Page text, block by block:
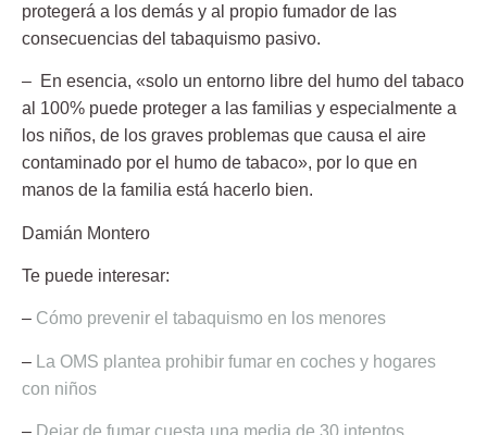
protegerá a los demás y al propio fumador de las
consecuencias del tabaquismo pasivo.
– En esencia, «solo un entorno libre del humo del tabaco
al 100% puede proteger a las familias y especialmente a
los niños, de los graves problemas que causa el aire
contaminado por el humo de tabaco», por lo que en
manos de la familia está hacerlo bien.
Damián Montero
Te puede interesar:
– Cómo prevenir el tabaquismo en los menores
–
La OMS plantea prohibir fumar en coches y hogares
con niños